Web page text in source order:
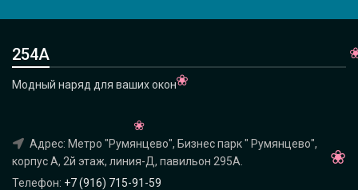
254А
Модный наряд для ваших окон
Адрес: Метро "Румянцево", Бизнес парк " Румянцево",
корпус А, 2й этаж, линия-Д, павильон 295A.
Телефон: +7 (916) 715-91-59